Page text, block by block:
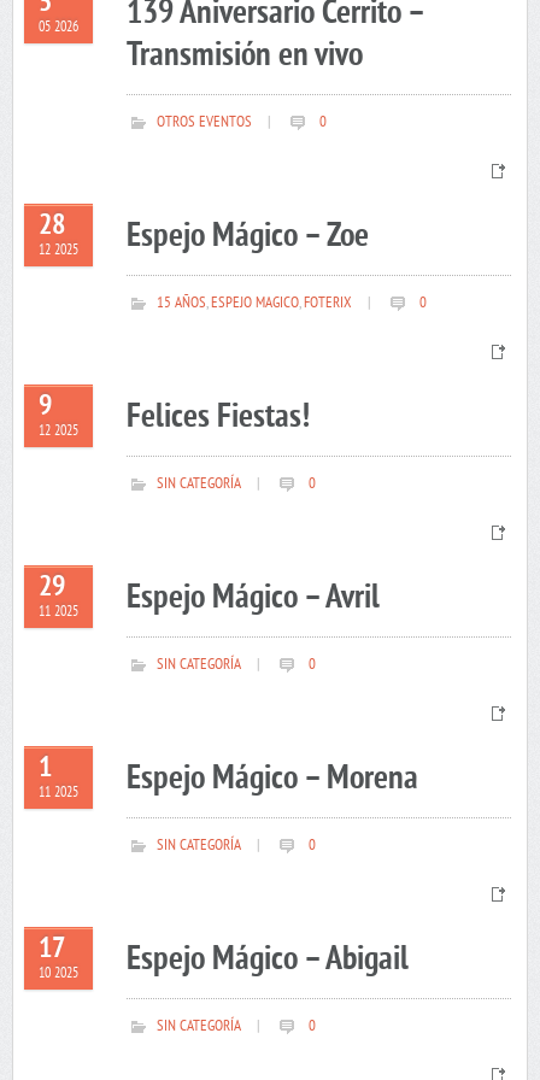
05 2026
139 Aniversario Cerrito –
Transmisión en vivo
OTROS EVENTOS 0
28
12 2025 Espejo Mágico – Zoe
15 AÑOS,ESPEJO MAGICO,FOTERIX 0
9
12 2025 Felices Fiestas!
SIN CATEGORÍA 0
29
11 2025 Espejo Mágico – Avril
SIN CATEGORÍA 0
1
11 2025 Espejo Mágico – Morena
SIN CATEGORÍA 0
17
10 2025 Espejo Mágico – Abigail
SIN CATEGORÍA 0